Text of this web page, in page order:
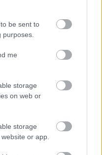
be sent to
me
storage
on web or
storage
or app.
évadának forgatása, a
kis világban.
dolgozik Tim Burtonnel
Jenna Ortegával. Ryder
a karakter hátteréről